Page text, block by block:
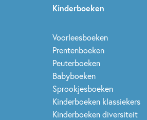
Kinderboeken
Voorleesboeken
Prentenboeken
Peuterboeken
Babyboeken
Sprookjesboeken
Kinderboeken klassiekers
Kinderboeken diversiteit